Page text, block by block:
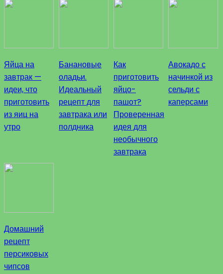
Яйца на
завтрак —
идеи, что
приготовить
из яиц на
утро
Банановые
оладьи.
Идеальный
рецепт для
завтрака или
полдника
Как
приготовить
яйцо-
пашот?
Проверенная
идея для
необычного
завтрака
Авокадо с
начинкой из
сельди с
каперсами
Домашний
рецепт
персиковых
чипсов